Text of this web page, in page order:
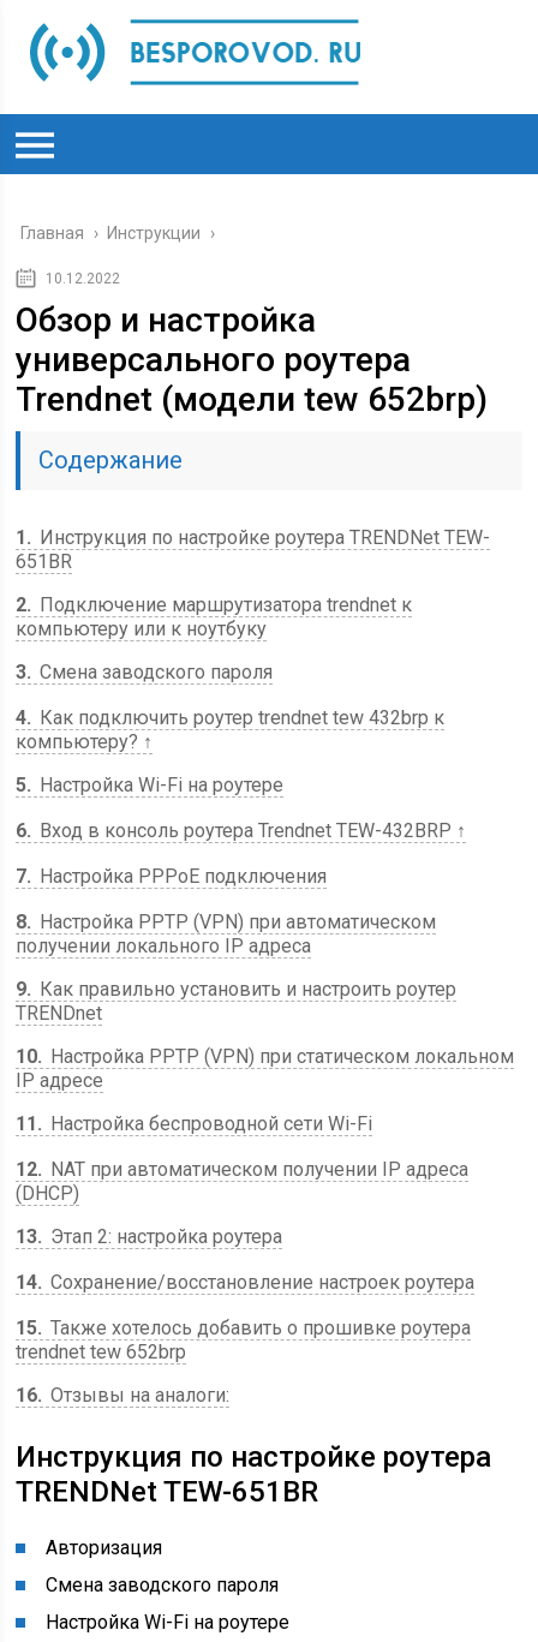
Главная › Инструкции ›
10.12.2022
Обзор и настройка
универсального роутера
Trendnet (модели tew 652brp)
Содержание
1
Инструкция по настройке роутера TRENDNet TEW-
651BR
2
Подключение маршрутизатора trendnet к
компьютеру или к ноутбуку
3 Смена заводского пароля
4
Как подключить роутер trendnet tew 432brp к
компьютеру? ↑
5
Настройка Wi-Fi на роутере
6
Вход в консоль роутера Trendnet TEW-432BRP ↑
7
Настройка PPPoE подключения
8
Настройка PPTP (VPN) при автоматическом
получении локального IP адреса
9
Как правильно установить и настроить роутер
TRENDnet
10
Настройка PPTP (VPN) при статическом локальном
IP адресе
11
Настройка беспроводной сети Wi-Fi
12
NAT при автоматическом получении IP адреса
(DHCP)
13
Этап 2: настройка роутера
14 Сохранение/восстановление настроек роутера
15 Также хотелось добавить о прошивке роутера
trendnet tew 652brp
16 Отзывы на аналоги:
Инструкция по настройке роутера
TRENDNet TEW-651BR
Авторизация
Смена заводского пароля
Настройка Wi-Fi на роутере